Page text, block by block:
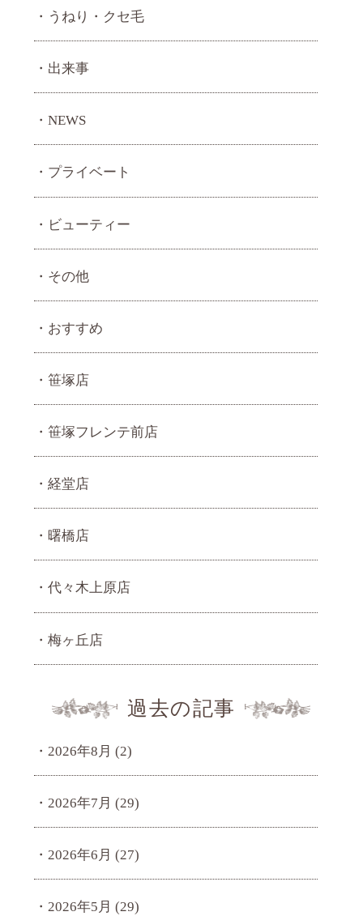
うねり・ クセ毛
出来事
NEWS
プライベート
ビューティー
その他
おすすめ
笹塚店
笹塚フレンテ前店
経堂店
曙橋店
代々木上原店
梅ヶ丘店
過去の記事
2026年8月 (2)
2026年7月 (29)
2026年6月 (27)
2026年5月 (29)